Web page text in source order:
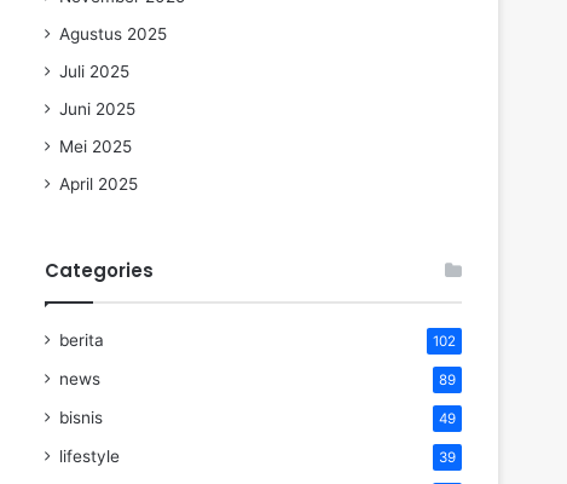
Agustus 2025
Juli 2025
Juni 2025
Mei 2025
April 2025
Categories
berita 102
news 89
bisnis 49
lifestyle 39